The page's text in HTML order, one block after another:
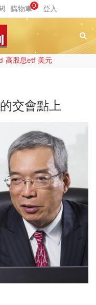
0
高股息etf 美元
交會點上